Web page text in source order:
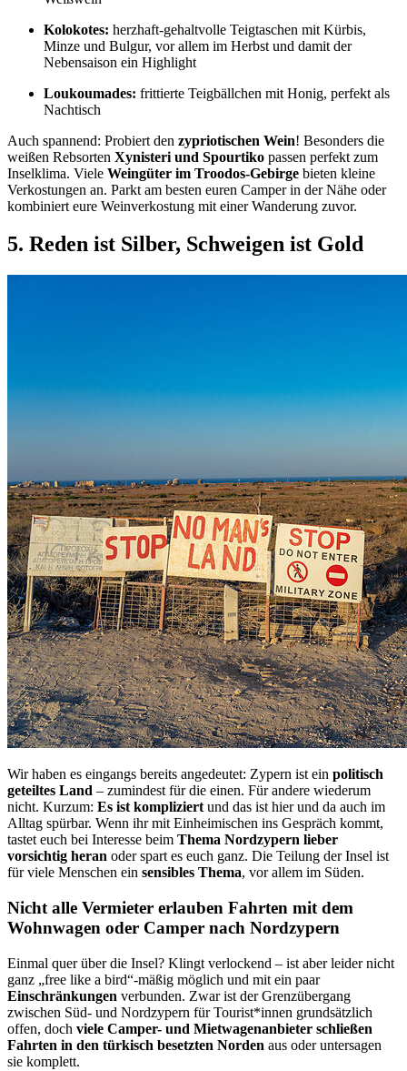
Kolokotes: herzhaft-gehaltvolle Teigtaschen mit Kürbis,
Minze und Bulgur, vor allem im Herbst und damit der
Nebensaison ein Highlight
Loukoumades: frittierte Teigbällchen mit Honig, perfekt als
Nachtisch
Auch spannend: Probiert den zypriotischen Wein! Besonders die
weißen Rebsorten Xynisteri und Spourtiko passen perfekt zum
Inselklima. Viele Weingüter im Troodos-Gebirge bieten kleine
Verkostungen an. Parkt am besten euren Camper in der Nähe oder
kombiniert eure Weinverkostung mit einer Wanderung zuvor.
5. Reden ist Silber, Schweigen ist Gold
Wir haben es eingangs bereits angedeutet: Zypern ist ein politisch
geteiltes Land – zumindest für die einen. Für andere wiederum
nicht. Kurzum: Es ist kompliziert und das ist hier und da auch im
Alltag spürbar. Wenn ihr mit Einheimischen ins Gespräch kommt,
tastet euch bei Interesse beim Thema Nordzypern lieber
vorsichtig heran oder spart es euch ganz. Die Teilung der Insel ist
für viele Menschen ein sensibles Thema, vor allem im Süden.
Nicht alle Vermieter erlauben Fahrten mit dem
Wohnwagen oder Camper nach Nordzypern
Einmal quer über die Insel? Klingt verlockend – ist aber leider nicht
ganz „free like a bird“-mäßig möglich und mit ein paar
Einschränkungen verbunden. Zwar ist der Grenzübergang
zwischen Süd- und Nordzypern für Tourist*innen grundsätzlich
offen, doch viele Camper- und Mietwagenanbieter schließen
Fahrten in den türkisch besetzten Norden aus oder untersagen
sie komplett.